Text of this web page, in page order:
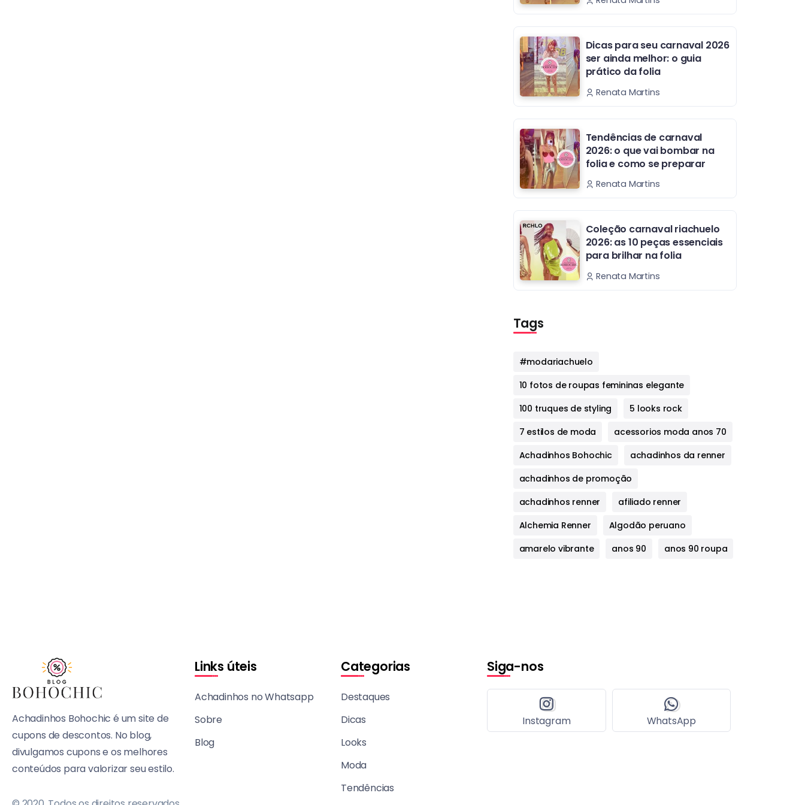
Dicas para seu carnaval 2026
ser ainda melhor: o guia
prático da folia
Renata Martins
Tendências de carnaval
2026: o que vai bombar na
folia e como se preparar
Renata Martins
Coleção carnaval riachuelo
2026: as 10 peças essenciais
para brilhar na folia
Renata Martins
Tags
#modariachuelo
10 fotos de roupas femininas elegante
100 truques de styling
5 looks rock
7 estilos de moda
acessorios moda anos 70
Achadinhos Bohochic
achadinhos da renner
achadinhos de promoção
achadinhos renner
afiliado renner
Alchemia Renner
Algodão peruano
amarelo vibrante
anos 90 anos 90 roupa
Achadinhos Bohochic é um site de
cupons de descontos. No blog,
divulgamos cupons e os melhores
conteúdos para valorizar seu estilo.
Links úteis
Achadinhos no Whatsapp
Sobre
Blog
Categorias
Destaques
Dicas
Looks
Moda
Tendências
Siga-nos
Instagram WhatsApp